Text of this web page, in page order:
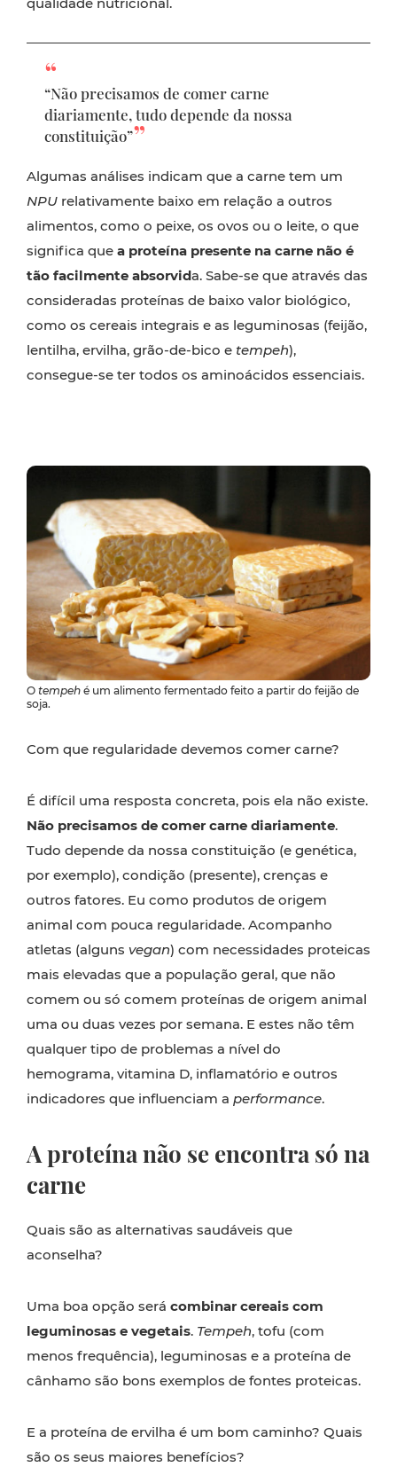
qualidade nutricional.
“Não precisamos de comer carne
diariamente, tudo depende da nossa
constituição”
Algumas análises indicam que a carne tem um
NPU relativamente baixo em relação a outros
alimentos, como o peixe, os ovos ou o leite, o que
significa que a proteína presente na carne não é
tão facilmente absorvida. Sabe-se que através das
consideradas proteínas de baixo valor biológico,
como os cereais integrais e as leguminosas (feijão,
lentilha, ervilha, grão-de-bico e tempeh),
consegue-se ter todos os aminoácidos essenciais.
O tempeh é um alimento fermentado feito a partir do feijão de
soja.
Com que regularidade devemos comer carne?
É difícil uma resposta concreta, pois ela não existe.
Não precisamos de comer carne diariamente.
Tudo depende da nossa constituição (e genética,
por exemplo), condição (presente), crenças e
outros fatores. Eu como produtos de origem
animal com pouca regularidade. Acompanho
atletas (alguns vegan) com necessidades proteicas
mais elevadas que a população geral, que não
comem ou só comem proteínas de origem animal
uma ou duas vezes por semana. E estes não têm
qualquer tipo de problemas a nível do
hemograma, vitamina D, inflamatório e outros
indicadores que influenciam a performance.
A proteína não se encontra só na
carne
Quais são as alternativas saudáveis que
aconselha?
Uma boa opção será combinar cereais com
leguminosas e vegetais. Tempeh, tofu (com
menos frequência), leguminosas e a proteína de
cânhamo são bons exemplos de fontes proteicas.
E a proteína de ervilha é um bom caminho? Quais
são os seus maiores benefícios?